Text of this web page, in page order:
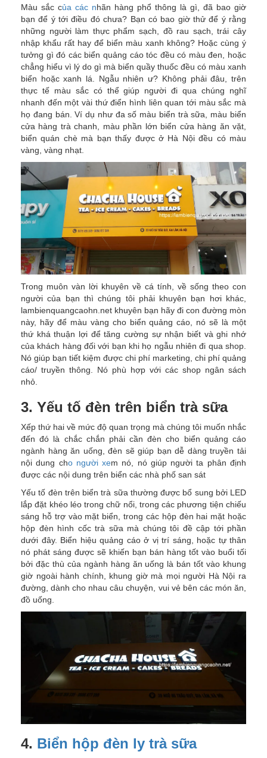
Màu sắc của các nhãn hàng phổ thông là gì, đã bao giờ
bạn để ý tới điều đó chưa? Bạn có bao giờ thử để ý rằng
những người làm thực phẩm sạch, đồ rau sạch, trái cây
nhập khẩu rất hay để biển màu xanh không? Hoặc cùng ý
tưởng gì đó các biển quảng cáo tóc đều có màu đen, hoặc
chẳng hiểu vì lý do gì mà biển quầy thuốc đều có màu xanh
biển hoặc xanh lá. Ngẫu nhiên ư? Không phải đâu, trên
thực tế màu sắc có thể giúp người đi qua chúng nghĩ
nhanh đến một vài thứ điển hình liên quan tới màu sắc mà
họ đang bán. Ví dụ như đa số màu biển trà sữa, màu biển
cửa hàng trà chanh, màu phần lớn biển cửa hàng ăn vặt,
biển quán chè mà bạn thấy được ở Hà Nội đều có màu
vàng, vàng nhạt.
Trong muôn vàn lời khuyên về cá tính, về sống theo con
người của bạn thì chúng tôi phải khuyên bạn hơi khác,
lambienquangcaohn.net khuyên bạn hãy đi con đường mòn
này, hãy để màu vàng cho biển quảng cáo, nó sẽ là một
thứ khá thuận lợi để tăng cường sự nhận biết và ghi nhớ
của khách hàng đối với bạn khi họ ngẫu nhiên đi qua shop.
Nó giúp bạn tiết kiệm được chi phí marketing, chi phí quảng
cáo/ truyền thông. Nó phù hợp với các shop ngân sách
nhỏ.
3. Yếu tố đèn trên biển trà sữa
Xếp thứ hai về mức độ quan trọng mà chúng tôi muốn nhắc
đến đó là chắc chắn phải cần đèn cho biển quảng cáo
ngành hàng ăn uống, đèn sẽ giúp bạn dễ dàng truyền tải
nội dung cho người xem nó, nó giúp người ta phân định
được các nội dung trên biển các nhà phố san sát
Yếu tố đèn trên biển trà sữa thường được bổ sung bởi LED
lắp đặt khéo léo trong chữ nổi, trong các phương tiện chiếu
sáng hỗ trợ vào mặt biển, trong các hộp đèn hai mặt hoặc
hộp đèn hình cốc trà sữa mà chúng tôi đề cập tới phần
dưới đây. Biển hiệu quảng cáo ở vị trí sáng, hoặc tự thân
nó phát sáng được sẽ khiến bạn bán hàng tốt vào buổi tối
bởi đặc thù của ngành hàng ăn uống là bán tốt vào khung
giờ ngoài hành chính, khung giờ mà mọi người Hà Nội ra
đường, dành cho nhau câu chuyện, vui vẻ bên các món ăn,
đồ uống.
4. Biển hộp đèn ly trà sữa